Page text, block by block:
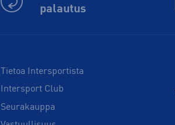
palautus
Tietoa Intersportista
Intersport Club
Seurakauppa